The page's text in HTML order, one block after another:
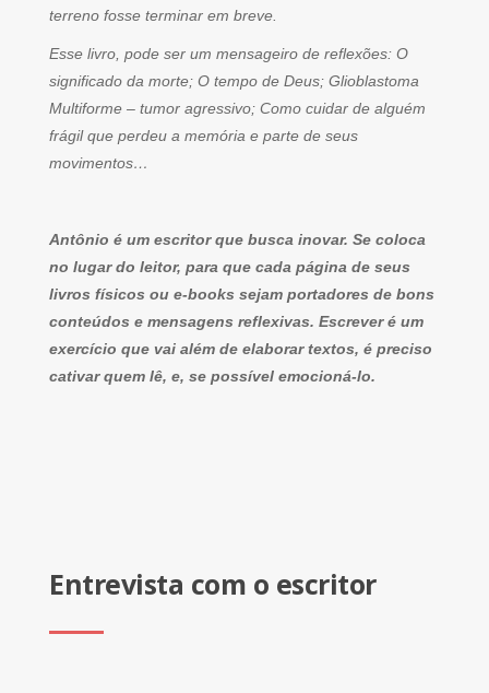
terreno fosse terminar em breve.
Esse livro, pode ser um mensageiro de reflexões: O
significado da morte; O tempo de Deus; Glioblastoma
Multiforme – tumor agressivo; Como cuidar de alguém
frágil que perdeu a memória e parte de seus
movimentos…
Antônio é um escritor que busca inovar. Se coloca
no lugar do leitor, para que cada página de seus
livros físicos ou e-books sejam portadores de bons
conteúdos e mensagens reflexivas. Escrever é um
exercício que vai além de elaborar textos, é preciso
cativar quem lê, e, se possível emocioná-lo.
Entrevista com o escritor